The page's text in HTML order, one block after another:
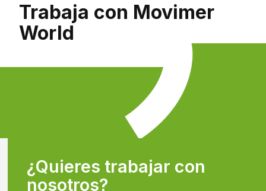
Trabaja con Movimer
World
¿Quieres trabajar con
nosotros?